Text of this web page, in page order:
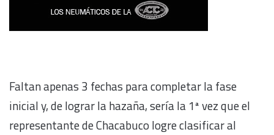
Faltan apenas 3 fechas para completar la fase
inicial y, de lograr la hazaña, sería la 1ª vez que el
representante de Chacabuco logre clasificar al